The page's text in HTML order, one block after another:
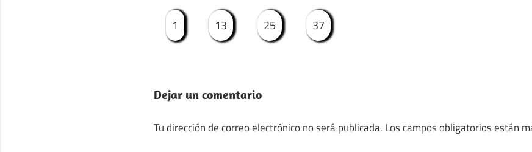
1 13 25 37
Dejar un comentario
Tu dirección de correo electrónico no será publicada. Los campos obligatorios están